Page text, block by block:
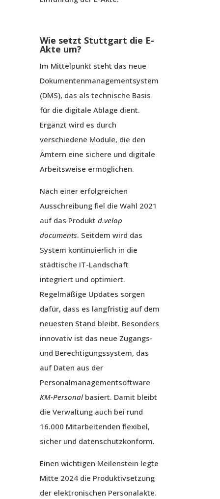
Wie setzt Stuttgart die E-
Akte um?
Im Mittelpunkt steht das neue
Dokumentenmanagementsystem
(DMS), das als technische Basis
für die digitale Ablage dient.
Ergänzt wird es durch
verschiedene Module, die den
Ämtern eine sichere und digitale
Arbeitsweise ermöglichen.
Nach einer erfolgreichen
Ausschreibung fiel die Wahl 2021
auf das Produkt d.velop
documents. Seitdem wird das
System kontinuierlich in die
städtische IT-Landschaft
integriert und optimiert.
Regelmäßige Updates sorgen
dafür, dass es langfristig auf dem
neuesten Stand bleibt. Besonders
innovativ ist das neue Zugangs-
und Berechtigungssystem, das
auf Daten aus der
Personalmanagementsoftware
KM-Personalbasiert. Damit bleibt
die Verwaltung auch bei rund
16.000 Mitarbeitenden flexibel,
sicher und datenschutzkonform.
Einen wichtigen Meilenstein legte
Mitte 2024 die Produktivsetzung
der elektronischen Personalakte.